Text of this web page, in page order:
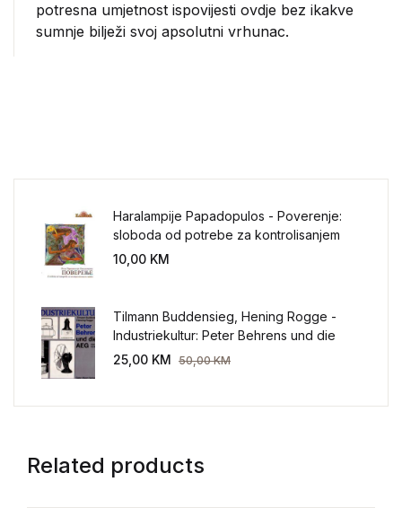
potresna umjetnost ispovijesti ovdje bez ikakve
sumnje bilježi svoj apsolutni vrhunac.
Haralampije Papadopulos - Poverenje:
sloboda od potrebe za kontrolisanjem
sveta
10,00 KM
Tilmann Buddensieg, Hening Rogge -
Industriekultur: Peter Behrens und die
AEG 1907-1914.
25,00 KM 50,00KM
Related products